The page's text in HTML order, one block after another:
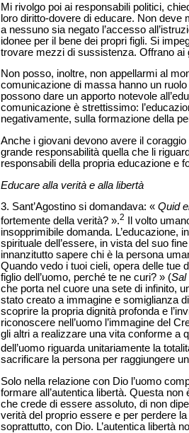
Mi rivolgo poi ai responsabili politici,
loro diritto-dovere di educare. Non deve
a nessuno sia negato l’accesso
idonee per il bene dei propri figli. Si
trovare mezzi di sussistenza. Offrano ai
Non posso, inoltre, non appellarmi al
comunicazione di massa hanno un
possono dare un apporto notevole
comunicazione è strettissimo:
negativamente, sulla formazione della
Anche i giovani devono avere il
grande responsabilità quella che li
responsabili della propria educazione e
Educare alla verità e alla libertà
3. Sant’Agostino si domandava: « Quid
fortemente della verità? ».2
Il volto
insopprimibile domanda. L’educazione,
spirituale dell’essere, in vista del suo
innanzitutto sapere chi è la persona
Quando vedo i tuoi cieli, opera delle tue
figlio dell’uomo, perché te ne curi? » (Sal
che porta nel cuore una sete di infinito,
stato creato a immagine e somiglianza
scoprire la propria dignità profonda e
riconoscere nell’uomo l’immagine del
gli altri a realizzare una vita conforme a
dell’uomo riguarda unitariamente la
sacrificare la persona per raggiungere
Solo nella relazione con Dio l’uomo
formare all’autentica libertà. Questa non
che crede di essere assoluto, di non
verità del proprio essere e per perdere
soprattutto, con Dio. L’autentica libertà